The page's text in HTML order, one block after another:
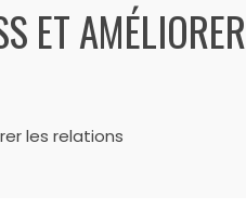
ET AMÉLIORER
les relations